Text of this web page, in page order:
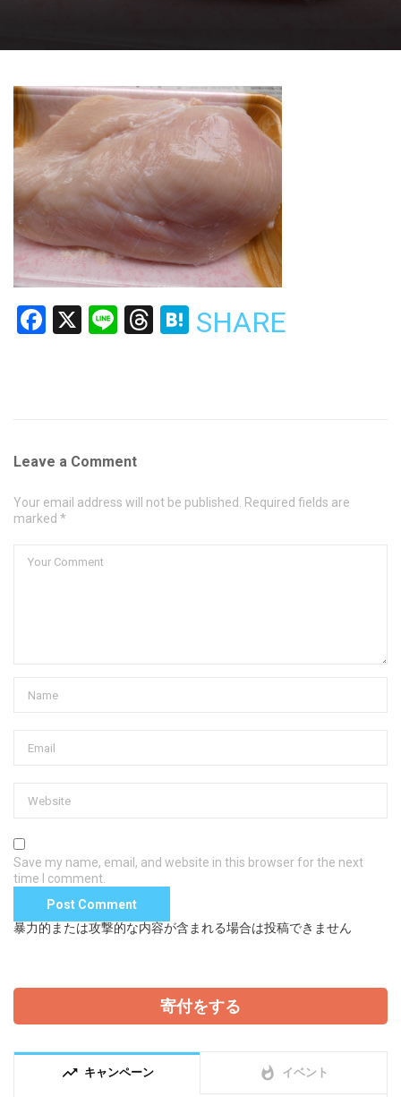
Facebook
X LineThreads
Hatena
SHARE
Leave a Comment
Your email address will not be published. Required fields are
marked *
Save my name, email, and website in this browser for the next
time I comment.
暴力的または攻撃的な内容が含まれる場合は投稿できません
寄付をする
trending_up キャンペーン whatshot イベント